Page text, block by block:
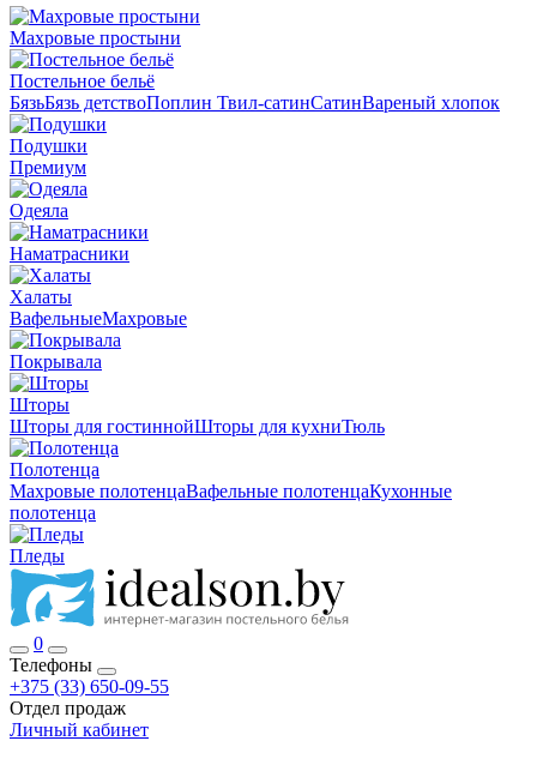
Махровые простыни
Постельное бельё
БязьБязь детствоПоплин Твил-сатинСатинВареный хлопок
Подушки
Премиум
Одеяла
Наматрасники
Халаты
ВафельныеМахровые
Покрывала
Шторы
Шторы для гостиннойШторы для кухниТюль
Полотенца
Махровые полотенцаВафельные полотенцаКухонные
полотенца
Пледы
0
Телефоны
+375 (33) 650-09-55
Отдел продаж
Личный кабинет